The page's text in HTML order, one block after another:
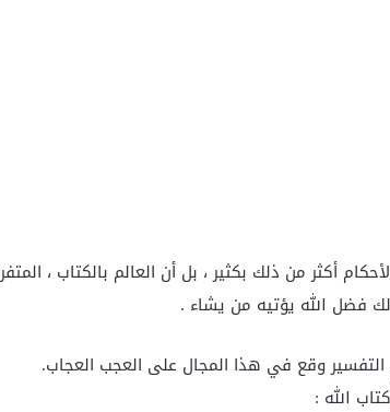
أكثر من ذلك بكثير ، بل أن العالم بالكتاب ،
فضل الله يؤتيه من يشاء .
وقع في هذا المجال على العجب العجاب.
الله :